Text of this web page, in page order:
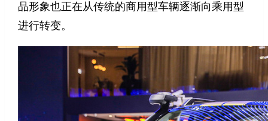
品形象也正在从传统的商用型车辆逐渐向乘用型
进行转变。